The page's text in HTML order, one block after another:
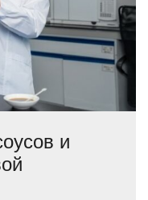
и